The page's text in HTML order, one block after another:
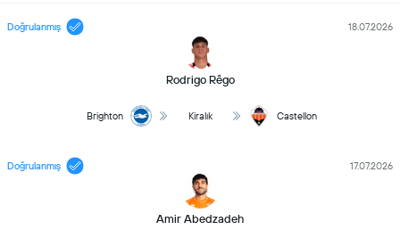
Doğrulanmış
Rodrigo Rêgo
18.07.2026
Brighton Kiralık Castellon
Doğrulanmış
Amir Abedzadeh
17.07.2026